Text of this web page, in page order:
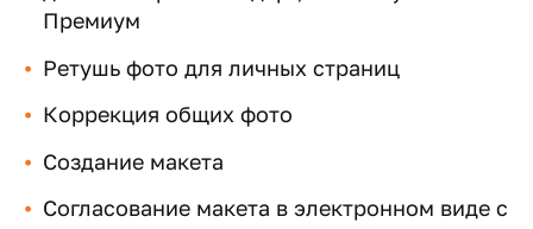
Премиум
Ретушь фото для личных страниц
Коррекция общих фото
Создание макета
Согласование макета в электронном виде с